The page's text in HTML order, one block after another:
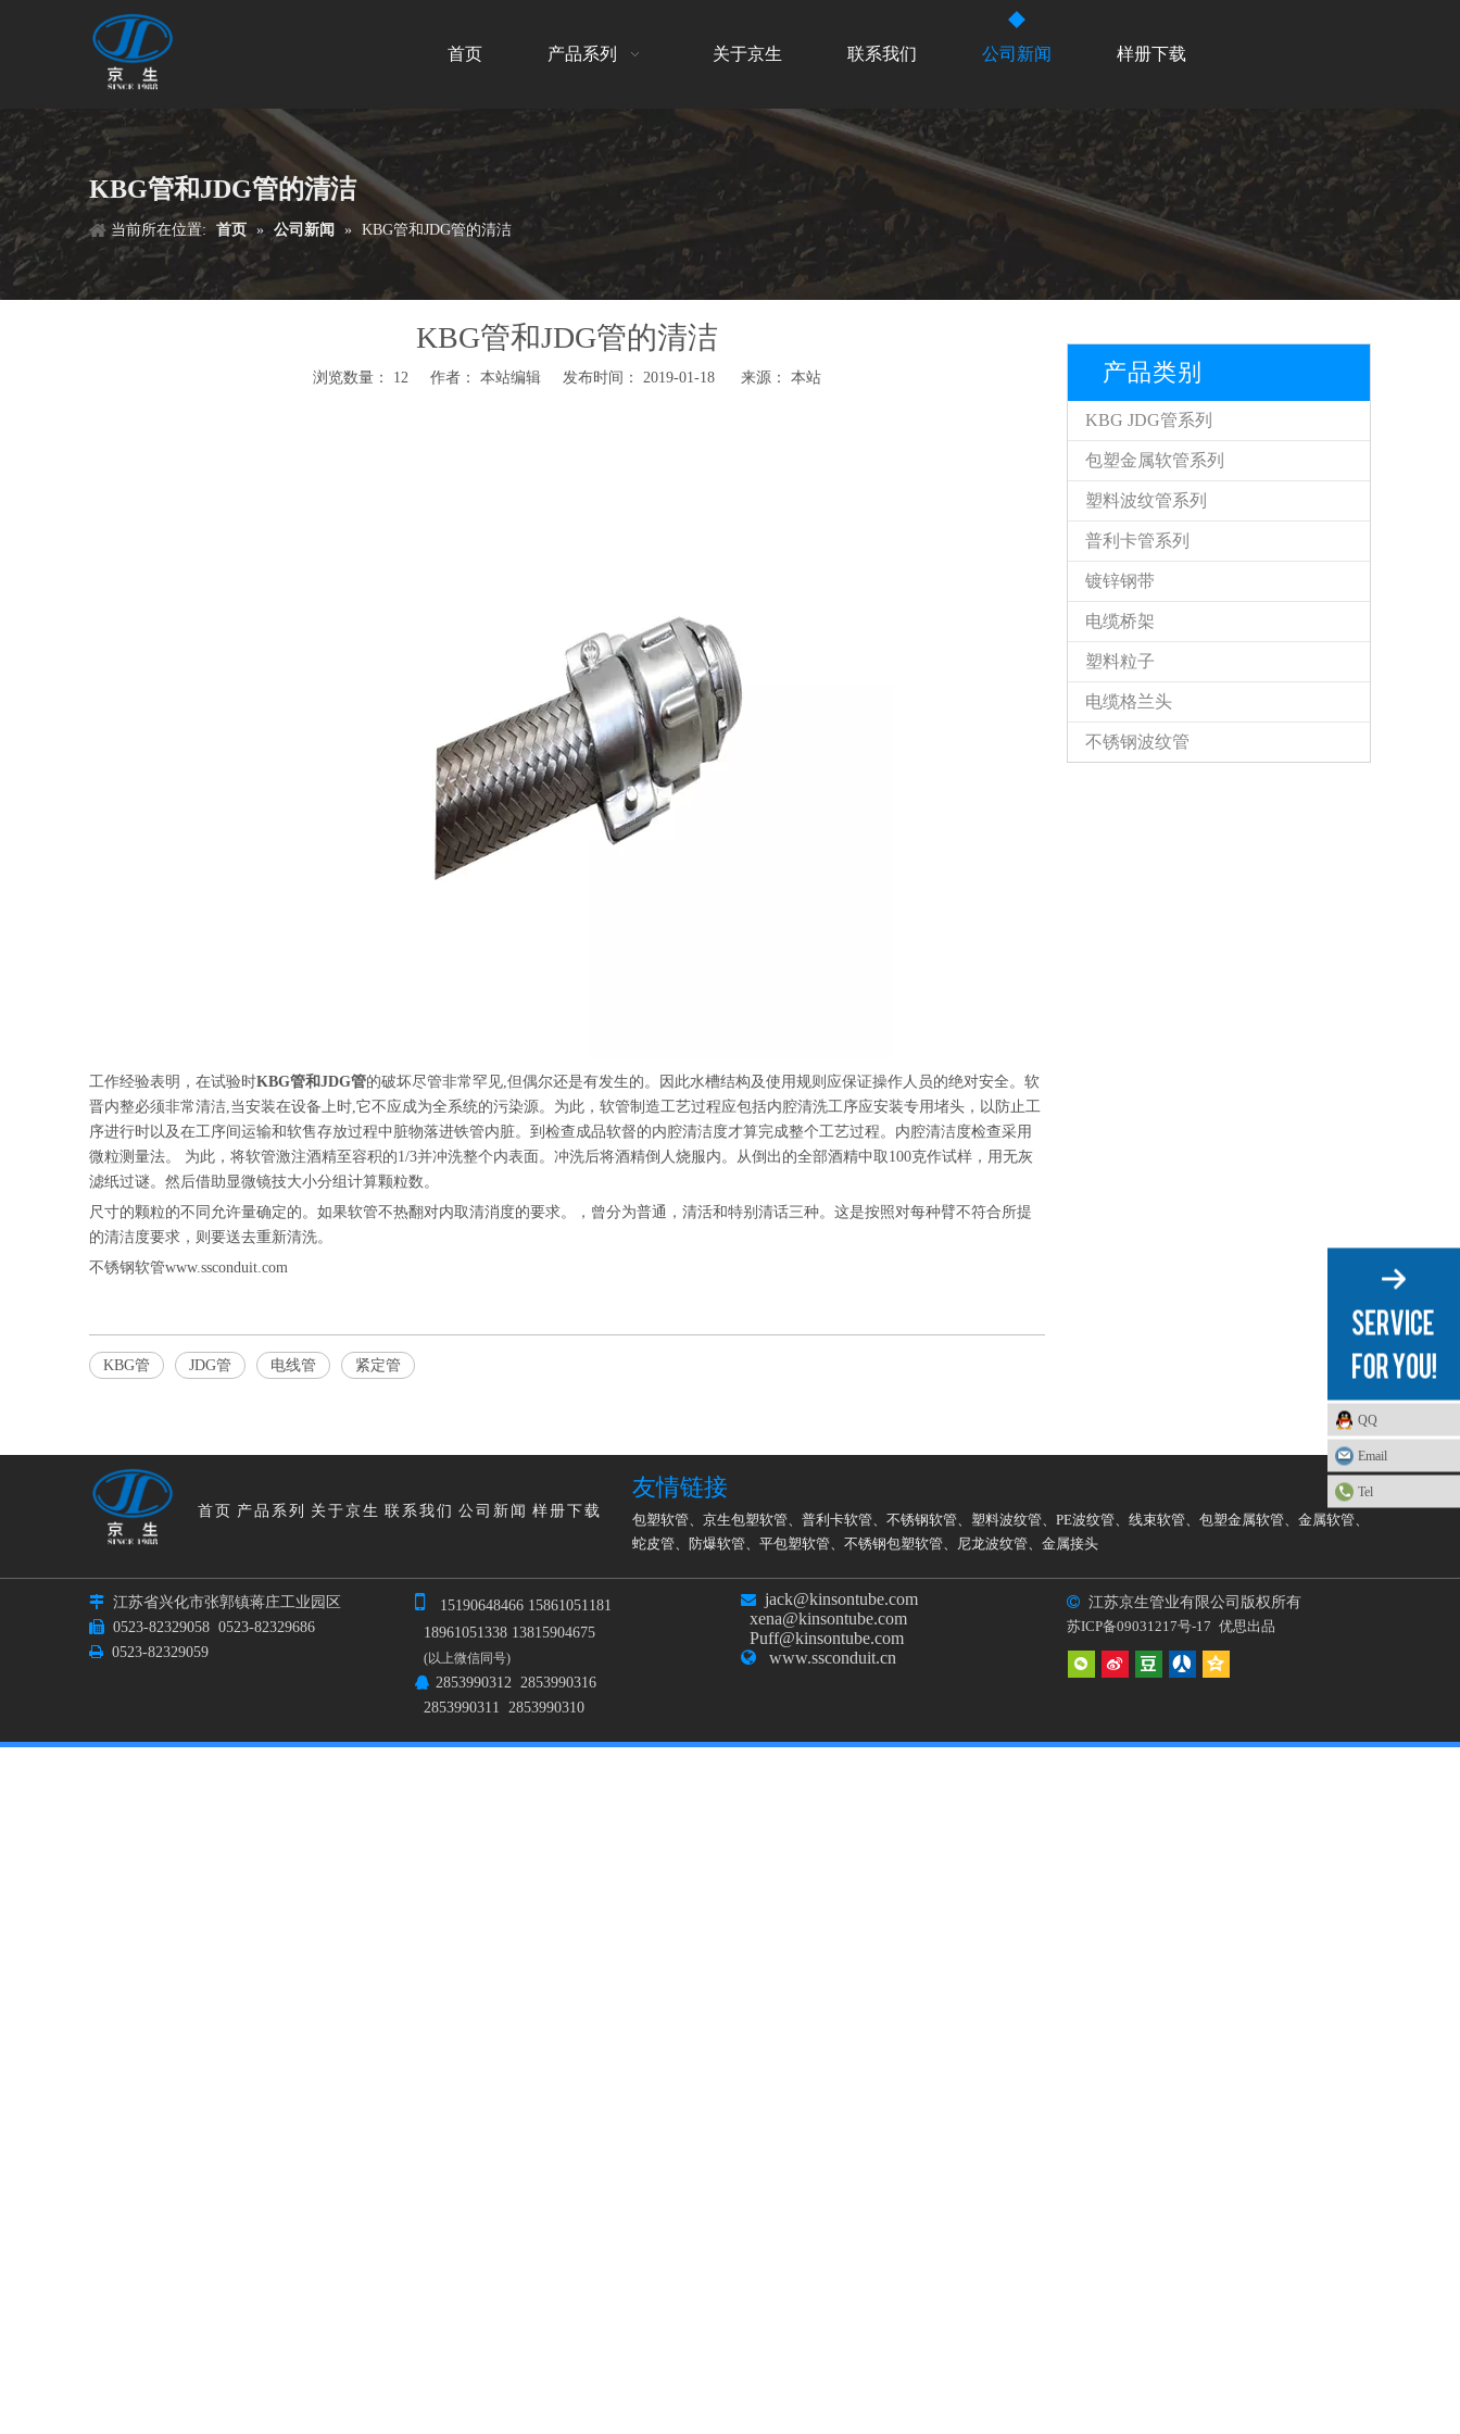
首页 产品系列 关于京生 联系我们 公司新闻 样册下载
KBG管和JDG管的清洁
当前所在位置: 首页 » 公司新闻 » KBG管和JDG管的清洁
KBG管和JDG管的清洁
浏览数量： 12 作者： 本站编辑 发布时间： 2019-01-18 来源： 本站
工作经验表明，在试验时KBG管和JDG管的破坏尽管非常罕见,但偶尔还是有发生的。因此水槽结构及使用规则应保证操作人员的绝对安全。软
晋内整必须非常清洁,当安装在设备上时,它不应成为全系统的污染源。为此，软管制造工艺过程应包括内腔清洗工序应安装专用堵头，以防止工
序进行时以及在工序间运输和软售存放过程中脏物落进铁管内脏。到检查成品软督的内腔清洁度才算完成整个工艺过程。内腔清洁度检查采用
微粒测量法。 为此，将软管激注酒精至容积的1/3并冲洗整个内表面。冲洗后将酒精倒人烧服内。从倒出的全部酒精中取100克作试样，用无灰
滤纸过谜。然后借助显微镜技大小分组计算颗粒数。
尺寸的颗粒的不同允许量确定的。如果软管不热翻对内取清消度的要求。，曾分为普通，清活和特别清话三种。这是按照对每种臂不符合所提
的清洁度要求，则要送去重新清洗。
不锈钢软管www.ssconduit.com
KBG管 JDG管 电线管 紧定管
产品类别
KBG JDG管系列
包塑金属软管系列
塑料波纹管系列
普利卡管系列
镀锌钢带
电缆桥架
塑料粒子
电缆格兰头
不锈钢波纹管
QQ
Email
Tel
首页 产品系列 关于京生 联系我们 公司新闻 样册下载
友情链接
包塑软管、 京生包塑软管、 普利卡软管、 不锈钢软管、 塑料波纹管、 PE波纹管、 线束软管、 包塑金属软管、 金属软管、
蛇皮管、 防爆软管、 平包塑软管、 不锈钢包塑软管、 尼龙波纹管、 金属接头
 江苏省兴化市张郭镇蒋庄工业园区
 0523-82329058 0523-82329686
 0523-82329059

15190648466 15861051181
18961051338 13815904675
(以上微信同号)
 2853990312 2853990316
2853990311 2853990310
 jack@kinsontube.com
xena@kinsontube.com
Puff@kinsontube.com
 www.ssconduit.cn
 江苏京生管业有限公司版权所有
苏ICP备09031217号-17 优思出品